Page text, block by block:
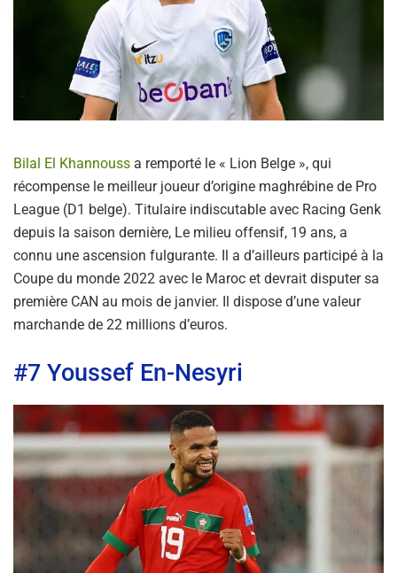
Bilal El Khannouss a remporté le « Lion Belge », qui
récompense le meilleur joueur d’origine maghrébine de Pro
League (D1 belge). Titulaire indiscutable avec Racing Genk
depuis la saison dernière, Le milieu offensif, 19 ans, a
connu une ascension fulgurante. Il a d’ailleurs participé à la
Coupe du monde 2022 avec le Maroc et devrait disputer sa
première CAN au mois de janvier. Il dispose d’une valeur
marchande de 22 millions d’euros.
#7 Youssef En-Nesyri